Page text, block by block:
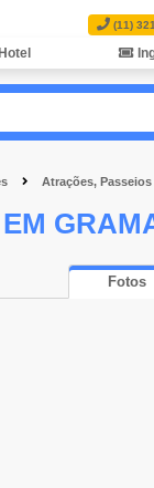
(11)
Hotel
Atrações,
Fotos